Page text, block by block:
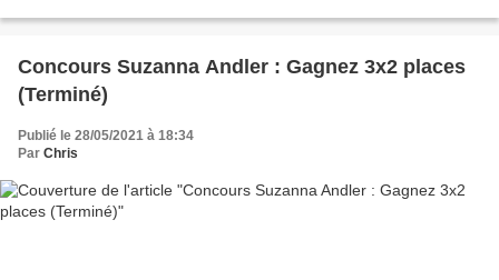
Concours Suzanna Andler : Gagnez 3x2 places
(Terminé)
Publié le 28/05/2021 à 18:34
Par Chris